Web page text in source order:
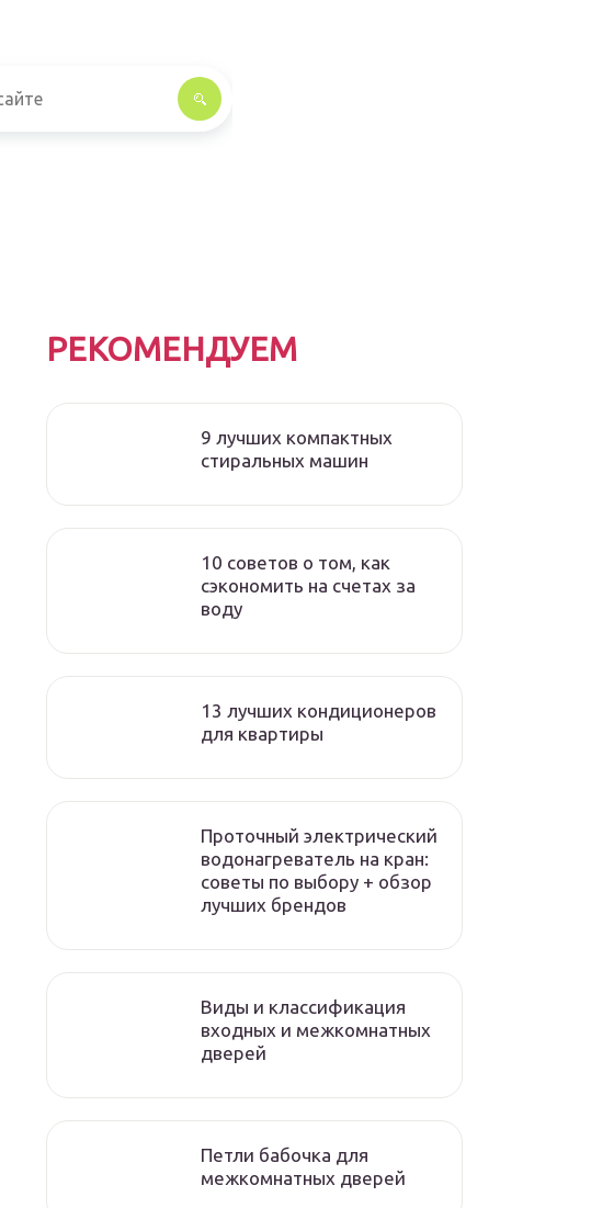
РЕКОМЕНДУЕМ
9 лучших компактных
стиральных машин
10 советов о том, как
сэкономить на счетах за
воду
13 лучших кондиционеров
для квартиры
Проточный электрический
водонагреватель на кран:
советы по выбору + обзор
лучших брендов
Виды и классификация
входных и межкомнатных
дверей
Петли бабочка для
межкомнатных дверей